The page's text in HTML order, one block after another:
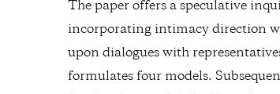
The paper offers a speculative
incorporating intimacy direction
upon dialogues with
formulates four models.